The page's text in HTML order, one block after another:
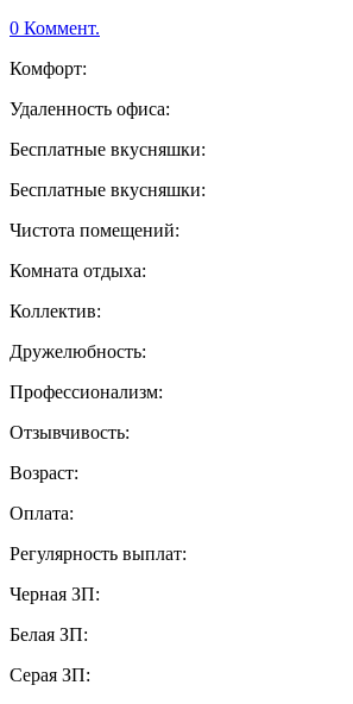
0 Коммент.
Комфорт:
Удаленность офиса:
Бесплатные вкусняшки:
Бесплатные вкусняшки:
Чистота помещений:
Комната отдыха:
Коллектив:
Дружелюбность:
Профессионализм:
Отзывчивость:
Возраст:
Оплата:
Регулярность выплат:
Черная ЗП:
Белая ЗП:
Серая ЗП: